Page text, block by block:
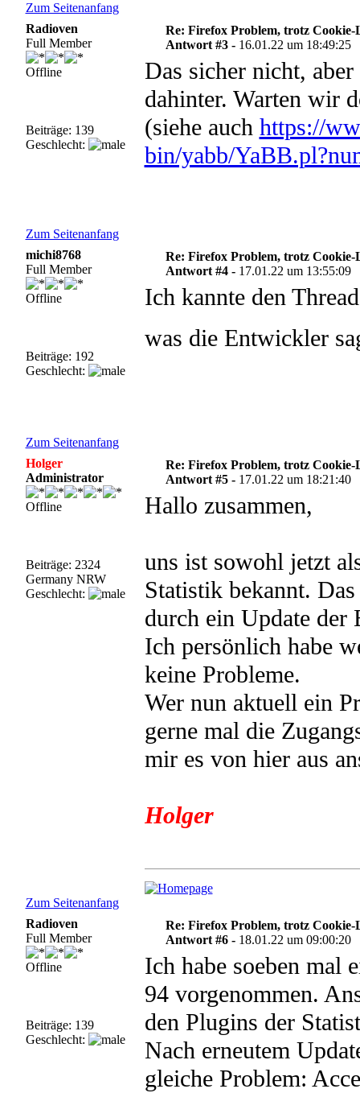
Zum Seitenanfang
Radioven
Full Member
Offline
Beiträge: 139
Geschlecht:
Re: Firefox Problem, trotz Cookie-
Antwort #3 - 16.01.22 um 18:49:25
Das sicher nicht,
dahinter. Warten wir
(siehe auch https://
bin/yabb/
Zum Seitenanfang
michi8768
Full Member
Offline
Beiträge: 192
Geschlecht:
Re: Firefox Problem, trotz Cookie-
Antwort #4 - 17.01.22 um 13:55:09
Ich kannte den
was die Entwickler
Zum Seitenanfang
Holger
Administrator
Offline
Beiträge: 2324
Germany NRW
Geschlecht:
Re: Firefox Problem, trotz Cookie-
Antwort #5 - 17.01.22 um 18:21:40
Hallo zusammen,
uns ist sowohl jetzt
Statistik bekannt.
durch ein Update der
Ich persönlich habe
keine Probleme.
Wer nun aktuell ein
gerne mal die
mir es von hier aus
Holger
Zum Seitenanfang
Radioven
Full Member
Offline
Beiträge: 139
Geschlecht:
Re: Firefox Problem, trotz Cookie-
Antwort #6 - 18.01.22 um 09:00:20
Ich habe soeben mal
94 vorgenommen.
den Plugins der
Nach erneutem
gleiche Problem: